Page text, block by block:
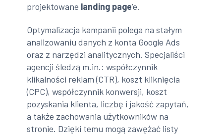
projektowane landing page’e.
Optymalizacja kampanii polega na stałym
analizowaniu danych z konta Google Ads
oraz z narzędzi analitycznych. Specjaliści
agencji śledzą m.in.: współczynnik
klikalności reklam (CTR), koszt kliknięcia
(CPC), współczynnik konwersji, koszt
pozyskania klienta, liczbę i jakość zapytań,
a także zachowania użytkowników na
stronie. Dzięki temu mogą zawężać listy